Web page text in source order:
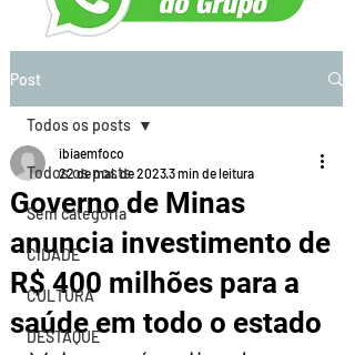
Post
Todos os posts
Sem categoria
CIDADE
CULTURA
DESTAQUE
Todos os posts
Governo de Minas
anuncia investimento de
R$ 400 milhões para a
saúde em todo o estado
ibiaemfoco
22 de mai. de 20233 min de leitura